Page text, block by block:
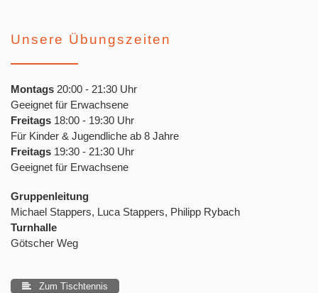
Unsere Übungszeiten
Montags 20:00 - 21:30 Uhr
Geeignet für Erwachsene
Freitags 18:00 - 19:30 Uhr
Für Kinder & Jugendliche ab 8 Jahre
Freitags 19:30 - 21:30 Uhr
Geeignet für Erwachsene
Gruppenleitung
Michael Stappers, Luca Stappers, Philipp Rybach
Turnhalle
Götscher Weg
Zum Tischtennis